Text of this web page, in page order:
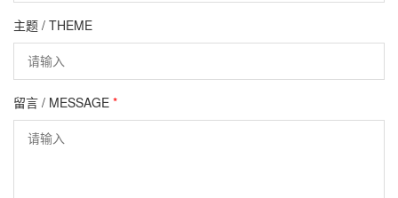
主题 / THEME
留言 / MESSAGE *